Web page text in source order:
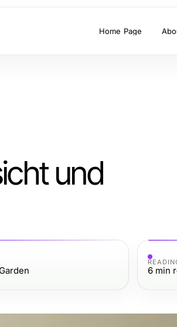
Home Page
und
6 min